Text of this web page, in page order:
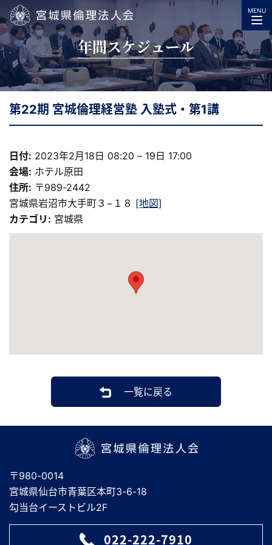
宮城県倫理法人会
MENU
年間スケジュール
第22期 宮城倫理経営塾 入塾式・第1講
日付: 2023年2月18日 08:20 – 19日 17:00
会場: ホテル原田
住所: 〒989-2442
宮城県岩沼市大手町３−１８ [地図]
カテゴリ: 宮城県
一覧に戻る
〒980-0014
宮城県仙台市青葉区本町3-6-18
勾当台イーストビル2F
022-222-7910